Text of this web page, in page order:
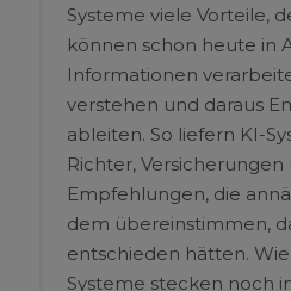
Systeme viele Vorteile,
können schon heute in
Informationen
verstehen und daraus
ableiten. So liefern KI-
Richter, Versicherungen
Empfehlungen, die
dem übereinstimmen,
entschieden hätten.
Systeme stecken noch